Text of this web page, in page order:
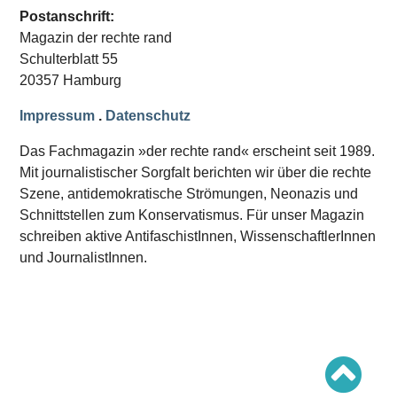
Schwerpunkte Übersicht
Schwerpunkt AFD-Verbot
Schwerpunkt zur USA und Faschist Trump
Schwerpunkt »Identitäre Bewegung«
Schwerpunkt »Reichsbürger«
Ausgaben Übersicht
Ausgabe 221
Ausgabe 220
Ausgabe 219
Ausgabe 217
Ausgabe 216
Postanschrift:
Magazin der rechte rand
Schulterblatt 55
20357 Hamburg
Impressum . Datenschutz
Das Fachmagazin »der rechte rand« erscheint seit 1989.
Mit journalistischer Sorgfalt berichten wir über die rechte
Szene, antidemokratische Strömungen, Neonazis und
Schnittstellen zum Konservatismus. Für unser Magazin
schreiben aktive AntifaschistInnen, WissenschaftlerInnen
und JournalistInnen.